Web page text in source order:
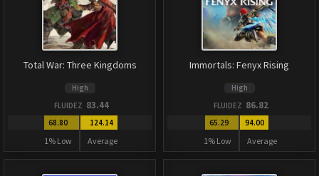
Total War: Three Kingdoms
High
FLUIDEZ 83.44
68.80
1% Low
124.14
Average
Immortals: Fenyx Rising
High
FLUIDEZ 86.82
65.29
1% Low
94.00
Average